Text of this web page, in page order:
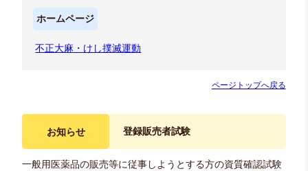
ホームページ
不正大麻・けし撲滅運動
ページトップへ戻る
お知らせ 登録販売者試験
一般用医薬品の販売等に従事しようとする方の資質確認試験